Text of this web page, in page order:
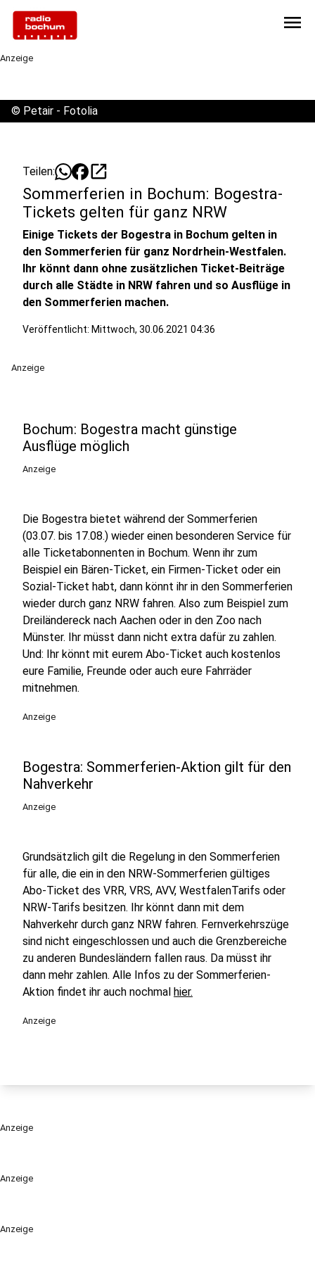
menu
Anzeige
Anzeige
Anzeige
© Petair - Fotolia
Teilen: open_in_new
Sommerferien in Bochum: Bogestra-
Tickets gelten für ganz NRW
Einige Tickets der Bogestra in Bochum gelten in
den Sommerferien für ganz Nordrhein-Westfalen.
Ihr könnt dann ohne zusätzlichen Ticket-Beiträge
durch alle Städte in NRW fahren und so Ausflüge in
den Sommerferien machen.
Veröffentlicht: Mittwoch, 30.06.2021 04:36
Anzeige
Bochum: Bogestra macht günstige
Ausflüge möglich
Anzeige
Die Bogestra bietet während der Sommerferien
(03.07. bis 17.08.) wieder einen besonderen Service für
alle Ticketabonnenten in Bochum. Wenn ihr zum
Beispiel ein Bären-Ticket, ein Firmen-Ticket oder ein
Sozial-Ticket habt, dann könnt ihr in den Sommerferien
wieder durch ganz NRW fahren. Also zum Beispiel zum
Dreiländereck nach Aachen oder in den Zoo nach
Münster. Ihr müsst dann nicht extra dafür zu zahlen.
Und: Ihr könnt mit eurem Abo-Ticket auch kostenlos
eure Familie, Freunde oder auch eure Fahrräder
mitnehmen.
Anzeige
Bogestra: Sommerferien-Aktion gilt für den
Nahverkehr
Anzeige
Grundsätzlich gilt die Regelung in den Sommerferien
für alle, die ein in den NRW-​Sommerferien gültiges
Abo-​​Ticket des VRR, VRS, AVV, WestfalenTarifs oder
NRW-​Tarifs besitzen. Ihr könnt dann mit dem
Nahverkehr durch ganz NRW fahren. Fernverkehrszüge
sind nicht eingeschlossen und auch die Grenzbereiche
zu anderen Bundesländern fallen raus. Da müsst ihr
dann mehr zahlen. Alle Infos zu der Sommerferien-
Aktion findet ihr auch nochmal hier.
Anzeige
Anzeige